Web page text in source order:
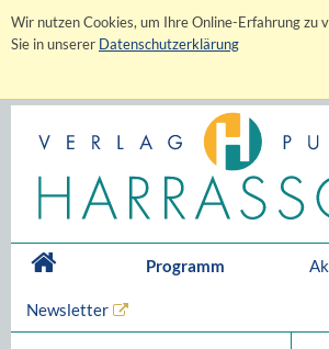
Wir nutzen Cookies, um Ihre Online-Erfahrung zu
Sie in unserer Datenschutzerklärung
Programm
Newsletter